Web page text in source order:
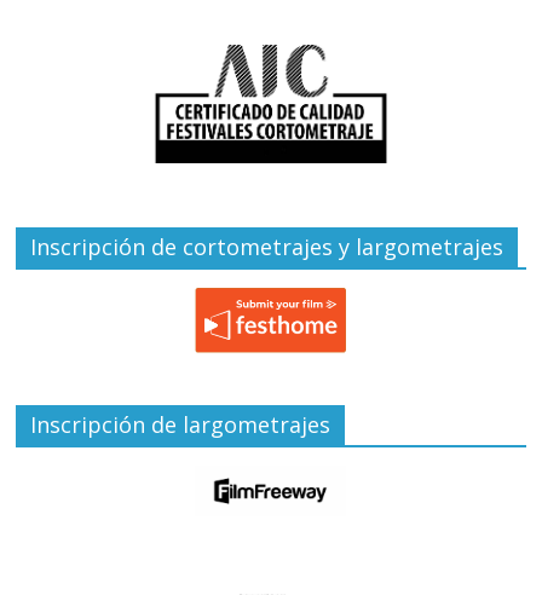
Inscripción de cortometrajes y largometrajes
Inscripción de largometrajes